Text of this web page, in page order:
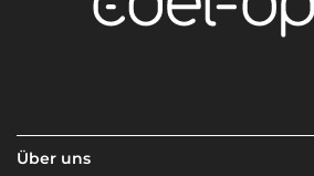
Über uns